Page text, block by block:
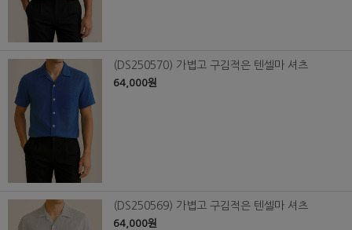
(DS250570) 가볍고 구김적은 텐셀마 셔츠
64,000원
(DS250569) 가볍고 구김적은 텐셀마 셔츠
64,000원